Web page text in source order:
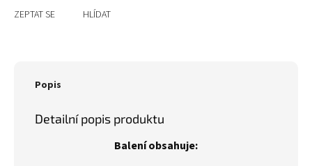
ZEPTAT SE HLÍDAT
Popis
Detailní popis produktu
Balení obsahuje: